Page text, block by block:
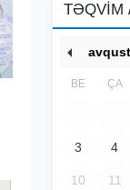
TƏQVİM
BE ÇA
3 4
10 11